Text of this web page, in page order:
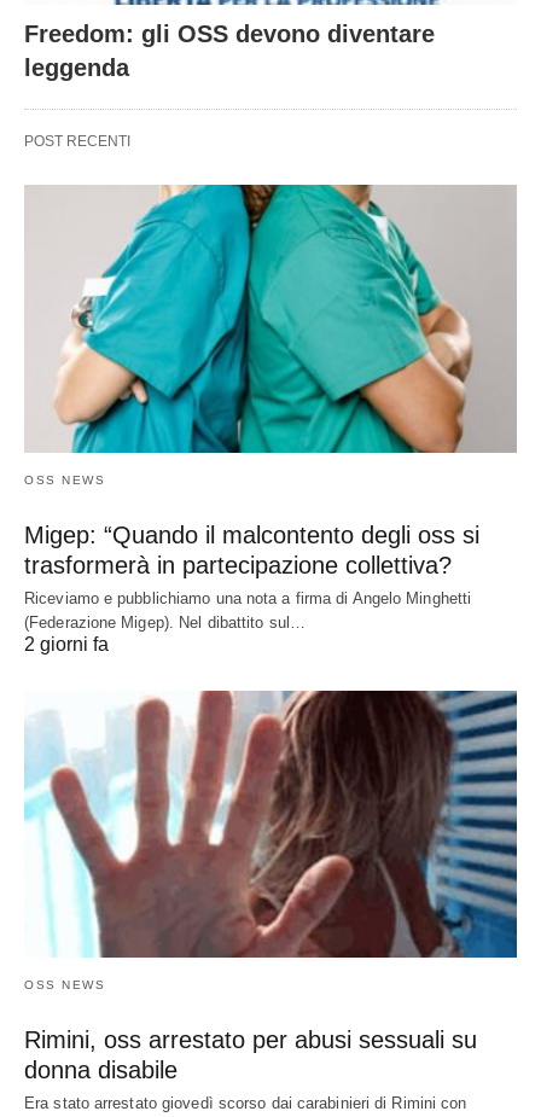
Freedom: gli OSS devono diventare
leggenda
POST RECENTI
OSS NEWS
Migep: “Quando il malcontento degli oss si
trasformerà in partecipazione collettiva?
Riceviamo e pubblichiamo una nota a firma di Angelo Minghetti
(Federazione Migep). Nel dibattito sul…
2 giorni fa
OSS NEWS
Rimini, oss arrestato per abusi sessuali su
donna disabile
Era stato arrestato giovedì scorso dai carabinieri di Rimini con